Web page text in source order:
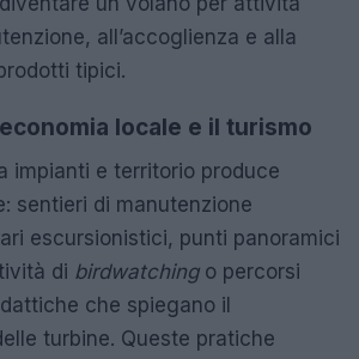
all’accoglienza e alla
tipici.
locale e il turismo
impianti e territorio produce
sentieri di manutenzione
escursionistici, punti panoramici
di birdwatchingo percorsi
che spiegano il
turbine. Queste pratiche